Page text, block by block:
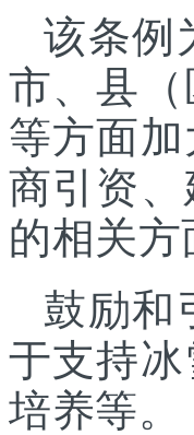
该条例
市、县
等方面
商引资
的相关
鼓励和
于支持
培养等。